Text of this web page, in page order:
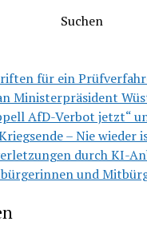
Suchen
für ein
Ministerpräsident
AfD-Verbot jetzt“
– Nie wieder
durch KI-
und